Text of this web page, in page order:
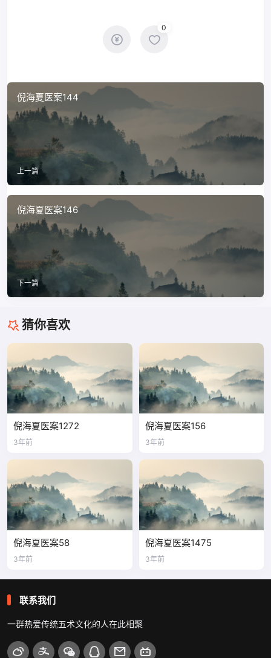
0
倪海夏医案144
上一篇
倪海夏医案146
下一篇
猜你喜欢
倪海夏医案1272
3年前
倪海夏医案156
3年前
倪海夏医案58
3年前
倪海夏医案1475
3年前
联系我们
一群热爱传统五术文化的人在此相聚